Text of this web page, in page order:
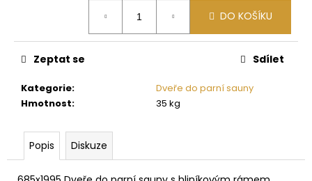
DO KOŠÍKU
Kategorie:
Dveře do parní sauny
Hmotnost: 35 kg
Zeptat se Sdílet
Popis Diskuze
p
o
u
č
e